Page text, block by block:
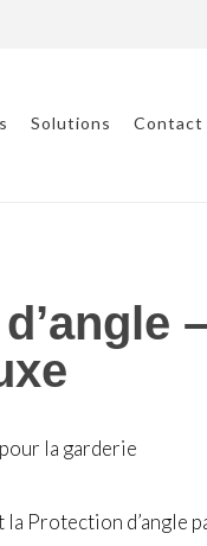
Solutions Contact
la garderie
la Protection d’angle